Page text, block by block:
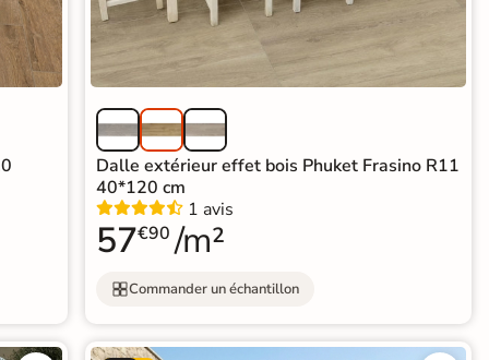
Dalle extérieur effet bois Phuket Frasino R11
40*120 cm
1 avis
57€90 /m²
Commander un échantillon